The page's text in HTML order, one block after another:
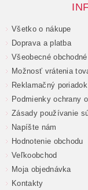
Všetko o nákupe
Doprava a platba
Všeobecné
Možnosť vrátenia
Reklamačný poriadok
Podmienky ochrany
Zásady používanie
Napíšte nám
Hodnotenie obchodu
Veľkoobchod
Moja objednávka
Kontakty